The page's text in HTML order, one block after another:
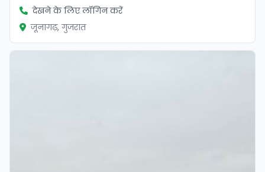
देखने के लिए लॉगिन करें
जूनागढ़, गुजरात